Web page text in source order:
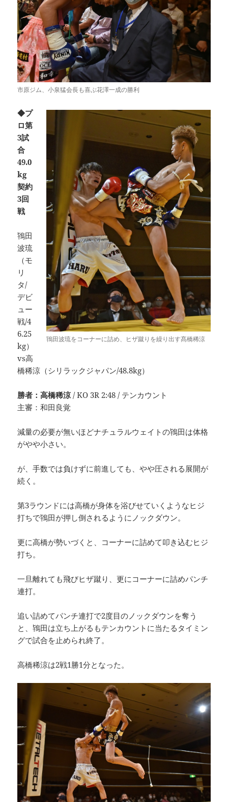
市原ジム、小泉猛会長も喜ぶ花澤一成の勝利
鴇田波琉をコーナーに詰め、ヒザ蹴りを繰り出す髙橋稀涼
◆プ
ロ第
3試
合
49.0
kg
契約
3回
戦
鴇田
波琉
（モ
リ
タ/
デビ
ュー
戦/4
6.25
kg）
vs高
橋稀涼（シリラックジャパン/48.8kg）
勝者：高橋稀涼 / KO 3R 2:48 / テンカウント
主審：和田良覚
減量の必要が無いほどナチュラルウェイトの鴇田は体格
がやや小さい。
が、手数では負けずに前進しても、やや圧される展開が
続く。
第3ラウンドには高橋が身体を浴びせていくようなヒジ
打ちで鴇田が押し倒されるようにノックダウン。
更に高橋が勢いづくと、コーナーに詰めて叩き込むヒジ
打ち。
一旦離れても飛びヒザ蹴り、更にコーナーに詰めパンチ
連打。
追い詰めてパンチ連打で2度目のノックダウンを奪う
と、鴇田は立ち上がるもテンカウントに当たるタイミン
グで試合を止められ終了。
高橋稀涼は2戦1勝1分となった。